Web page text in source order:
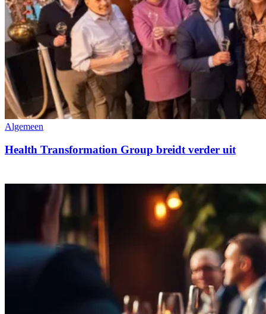
Algemeen
Health Transformation Group breidt verder uit